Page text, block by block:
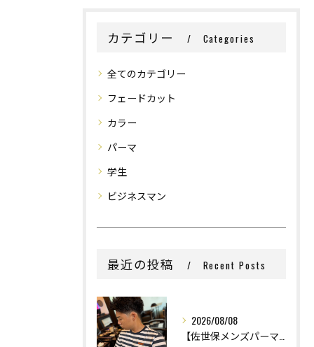
カテゴリー Categories
全てのカテゴリー
フェードカット
カラー
パーマ
学生
ビジネスマン
最近の投稿 Recent Posts
2026/08/08